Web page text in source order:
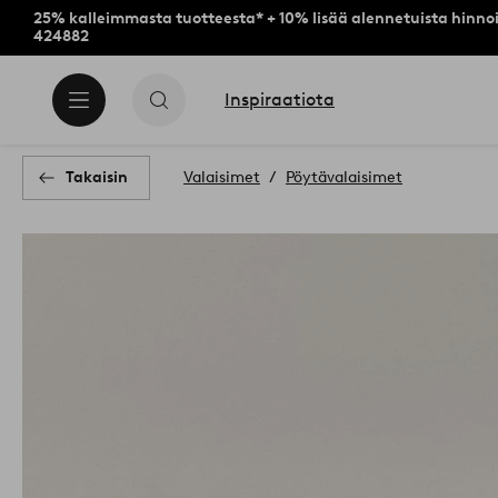
25% kalleimmasta tuotteesta* + 10% lisää alennetuista
424882
Inspiraatiota
Takaisin Valaisimet Pöytävalaisimet